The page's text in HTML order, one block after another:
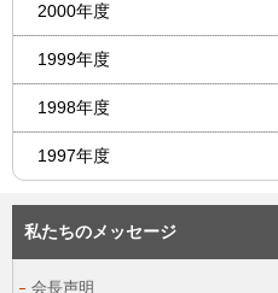
2000年度
1999年度
1998年度
1997年度
私たちのメッセージ
会長声明